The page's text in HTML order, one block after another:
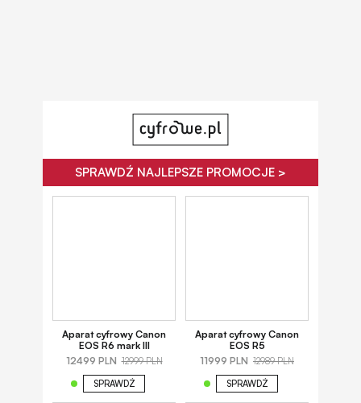
SPRAWDŹ NAJLEPSZE PROMOCJE >
Aparat cyfrowy Canon
EOS R6 mark III
12499 PLN 12999 PLN
SPRAWDŹ
Aparat cyfrowy Canon
EOS R5
11999 PLN 12989 PLN
SPRAWDŹ